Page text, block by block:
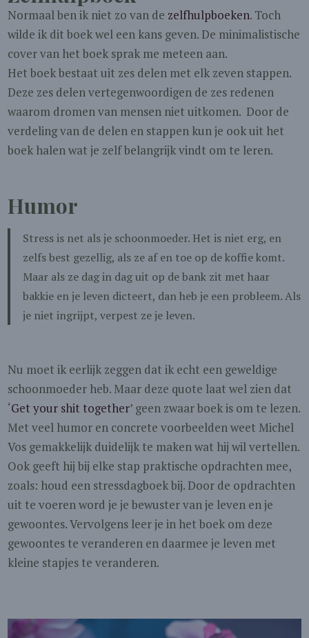
Normaal ben ik niet zo van de zelfhulpboeken. Toch
wilde ik dit boek wel een kans geven. De minimalistische
cover van het boek sprak me meteen aan.
Het boek bestaat uit zes delen met elk zeven stappen.
Deze zes delen vertegenwoordigen de zes redenen
waarom dromen van mensen niet uitkomen. Door de
verdeling van de delen en stappen kun je ook uit het
boek halen wat je zelf belangrijk vindt om te leren.
Humor
Stress is net als je schoonmoeder. Het is niet erg, en
zelfs best gezellig, als ze af en toe op de koffie komt.
Maar als ze dag in dag uit op de bank zit met haar
bakkie en je leven dicteert, dan heb je een probleem. Als
je niet ingrijpt, verpest ze je leven.
Nu moet ik eerlijk zeggen dat ik echt een geweldige
schoonmoeder heb. Maar deze quote laat wel zien dat
‘Get your shit together’ geen zwaar boek is om te lezen.
Met veel humor en concrete voorbeelden weet Michel
Vos gemakkelijk duidelijk te maken wat hij wil vertellen.
Ook geeft hij bij elke stap praktische opdrachten mee,
zoals: houd een stressdagboek bij. Door de opdrachten
uit te voeren word je je bewuster van je leven en je
gewoontes. Vervolgens leer je in het boek om deze
gewoontes te veranderen en daarmee je leven met
kleine stapjes te veranderen.